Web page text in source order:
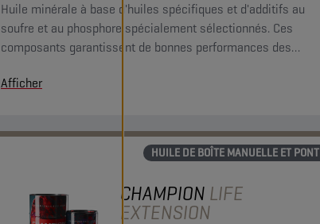
Huile minérale à base d'huiles spécifiques et d'additifs au
soufre et au phosphore spécialement sélectionnés. Ces
composants garantissent de bonnes performances des
Afficher
HUILE DE BOÎTE MANUELLE ET PONT
CHAMPION LIFE
EXTENSION